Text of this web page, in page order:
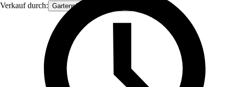
Verkauf durch: Gartenpflanzen Ammerland